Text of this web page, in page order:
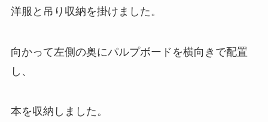
洋服と吊り収納を掛けました。
向かって左側の奥にパルプボードを横向きで配置
し、
本を収納しました。